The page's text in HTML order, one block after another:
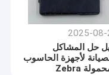
2025-08-
حل المشاكل
لأجهزة الحاسوب
المحمولة Zebra